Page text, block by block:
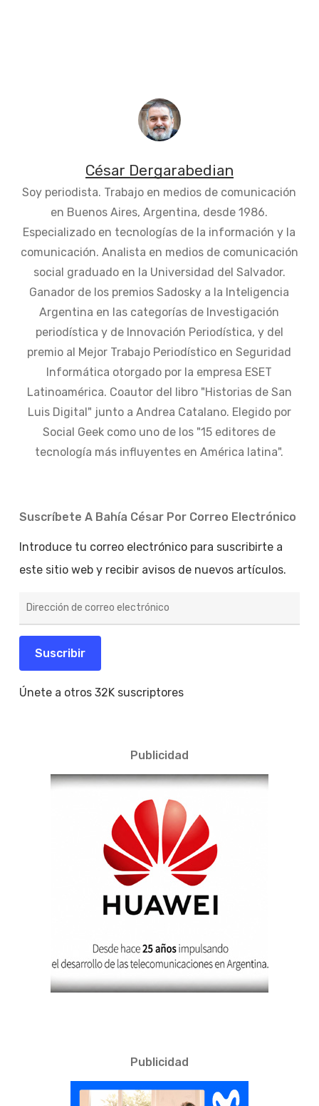
César Dergarabedian
Soy periodista. Trabajo en medios de comunicación
en Buenos Aires, Argentina, desde 1986.
Especializado en tecnologías de la información y la
comunicación. Analista en medios de comunicación
social graduado en la Universidad del Salvador.
Ganador de los premios Sadosky a la Inteligencia
Argentina en las categorías de Investigación
periodística y de Innovación Periodística, y del
premio al Mejor Trabajo Periodístico en Seguridad
Informática otorgado por la empresa ESET
Latinoamérica. Coautor del libro "Historias de San
Luis Digital" junto a Andrea Catalano. Elegido por
Social Geek como uno de los "15 editores de
tecnología más influyentes en América latina".
Suscríbete A Bahía César Por Correo Electrónico
Introduce tu correo electrónico para suscribirte a
este sitio web y recibir avisos de nuevos artículos.
de
electrónico
Suscribir
Únete a otros 32K suscriptores
Publicidad
Publicidad